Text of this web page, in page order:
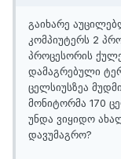
გაიხარე
კომპიუტერს 2
პროცესორის
დამაგრებული
ცელსიუსზეა
მონიტორმა 170
უნდა ვიყიდო
დავუმაგრო?